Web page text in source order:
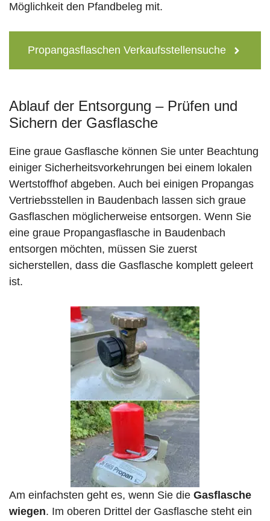
Möglichkeit den Pfandbeleg mit.
Propangasflaschen Verkaufsstellensuche
Ablauf der Entsorgung – Prüfen und
Sichern der Gasflasche
Eine graue Gasflasche können Sie unter Beachtung
einiger Sicherheitsvorkehrungen bei einem lokalen
Wertstoffhof abgeben. Auch bei einigen Propangas
Vertriebsstellen in Baudenbach lassen sich graue
Gasflaschen möglicherweise entsorgen. Wenn Sie
eine graue Propangasflasche in Baudenbach
entsorgen möchten, müssen Sie zuerst
sicherstellen, dass die Gasflasche komplett geleert
ist.
Am einfachsten geht es, wenn Sie die Gasflasche
wiegen. Im oberen Drittel der Gasflasche steht ein